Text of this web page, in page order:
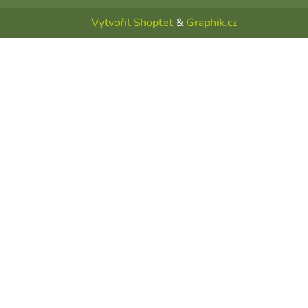
Vytvořil Shoptet & Graphik.cz